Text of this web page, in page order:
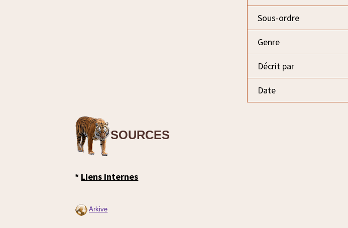
Sous-ordre
Genre
Décrit par
Date
SOURCES
* Liens internes
Arkive